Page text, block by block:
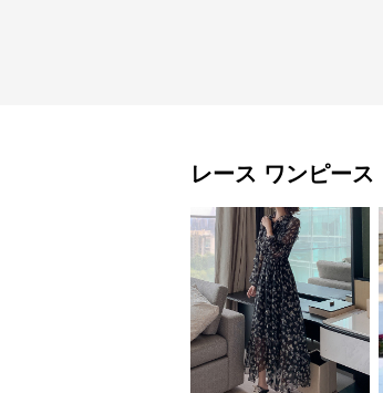
レース ワンピース